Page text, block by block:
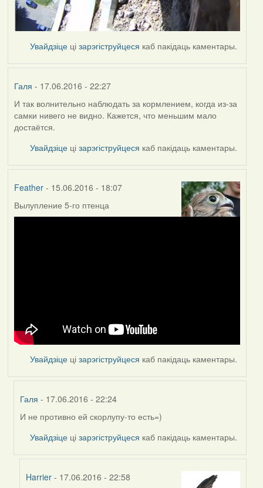
Увайдзіце цізарэгіструйцеся каб пакідаць каментары.
Галя - 17.06.2016 - 22:27
И так волнительно наблюдать за кормлением, когда из-за
самки нивего не видно. Кажется, что меньшим мало
достаётся.
Увайдзіце цізарэгіструйцеся каб пакідаць каментары.
Feather- 15.06.2016 - 18:07
Вылупление 5-го птенца
Увайдзіце цізарэгіструйцеся каб пакідаць каментары.
Галя - 17.06.2016 - 22:24
In
reply
by
И не противно ей скорлупу-то есть=)
Увайдзіце цізарэгіструйцеся каб пакідаць каментары.
Harrier - 17.06.2016 - 22:58